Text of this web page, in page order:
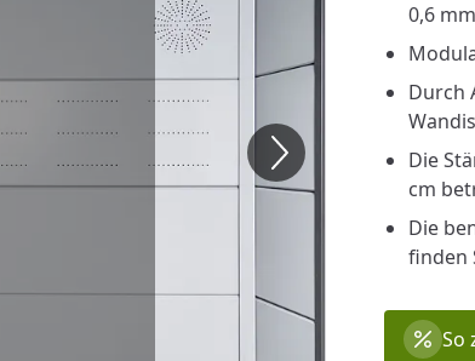
0,6
Durch
Die
cm
Die
finden
So